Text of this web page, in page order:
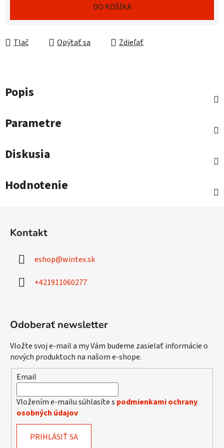
DO KOŠÍKA
Tlač Opýtať sa Zdieľať
Popis
Parametre
Diskusia
Hodnotenie
Kontakt
eshop@wintex.sk
+421911060277
Odoberať newsletter
Vložte svoj e-mail a my Vám budeme zasielať informácie o
nových produktoch na našom e-shope.
Email
Vložením e-mailu súhlasíte s podmienkami ochrany
osobných údajov
PRIHLÁSIŤ SA